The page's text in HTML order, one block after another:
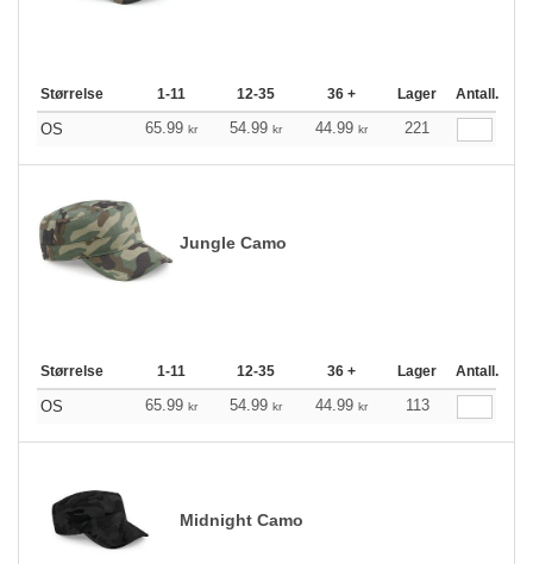
Størrelse 1-11 12-35 36 + Lager Antall.
OS 65.99 kr 54.99 kr 44.99 kr 221
Jungle Camo
Størrelse 1-11 12-35 36 + Lager Antall.
OS 65.99 kr 54.99 kr 44.99 kr 113
Midnight Camo